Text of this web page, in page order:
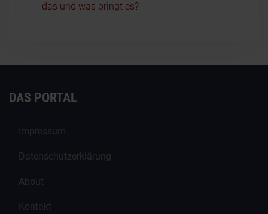
das und was bringt es?
DAS PORTAL
Impressum
Datenschutzerklärung
About
Kontakt